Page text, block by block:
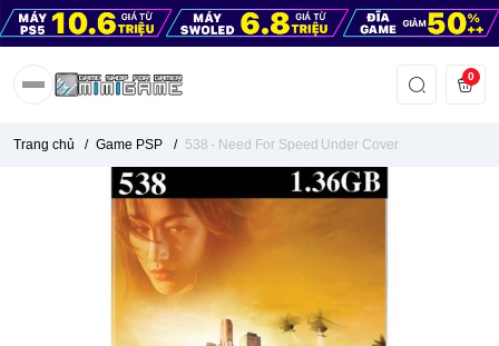
0
Trang chủ / Game PSP / 538 - Need For Speed Under Cover